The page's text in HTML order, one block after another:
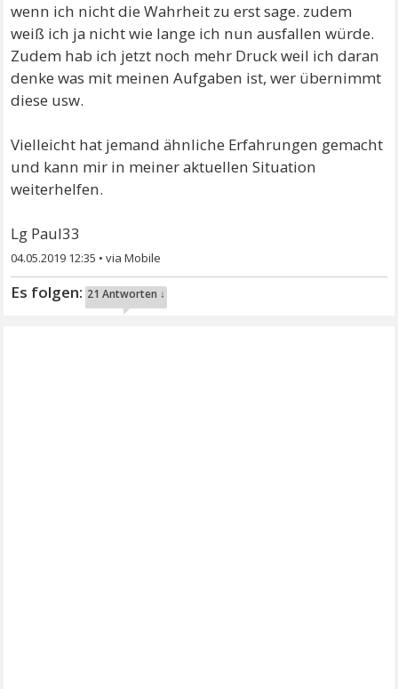
wenn ich nicht die Wahrheit zu erst sage. zudem
weiß ich ja nicht wie lange ich nun ausfallen würde.
Zudem hab ich jetzt noch mehr Druck weil ich daran
denke was mit meinen Aufgaben ist, wer übernimmt
diese usw.
Vielleicht hat jemand ähnliche Erfahrungen gemacht
und kann mir in meiner aktuellen Situation
weiterhelfen.
Lg Paul33
04.05.2019 12:35 •
21 Antworten ↓